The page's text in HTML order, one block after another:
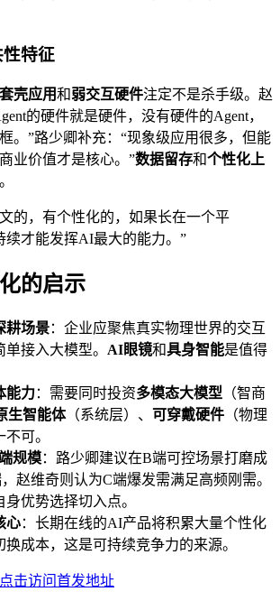
特征
套壳应用和弱交互硬件注定不是杀手级。赵
的硬件就是硬件，没有硬件的Agent，
。”路少卿补充：“现象级应用很多，但能
业价值才是核心。”数据留存和个性化上
的，有个性化的，如果长在一个平
续才能发挥AI最大的能力。”
的启示
耕场景：企业应聚焦真实物理世界的交互
接入大模型。 AI眼镜和具身智能是值得
能力：需要同时投资多模态大模型 （智商
生智能体（系统层）、 可穿戴硬件 （物理
可。
规模：路少卿建议在B端可控场景打磨成
赵维奇则认为C端爆发需满足高频刚需。
优势选择切入点。
心：长期在线的AI产品将积累大量个性化
成本，这是可持续竞争力的来源。
点击访问首发地址